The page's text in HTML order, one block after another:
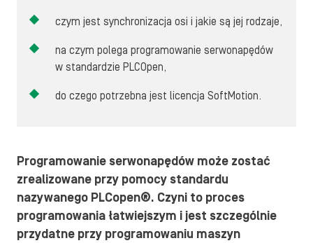
czym jest synchronizacja osi i jakie są jej rodzaje,
na czym polega programowanie serwonapędów
w standardzie PLCOpen,
do czego potrzebna jest licencja SoftMotion.
Programowanie serwonapędów może zostać
zrealizowane przy pomocy standardu
nazywanego PLCopen®. Czyni to proces
programowania łatwiejszym i jest szczególnie
przydatne przy programowaniu maszyn